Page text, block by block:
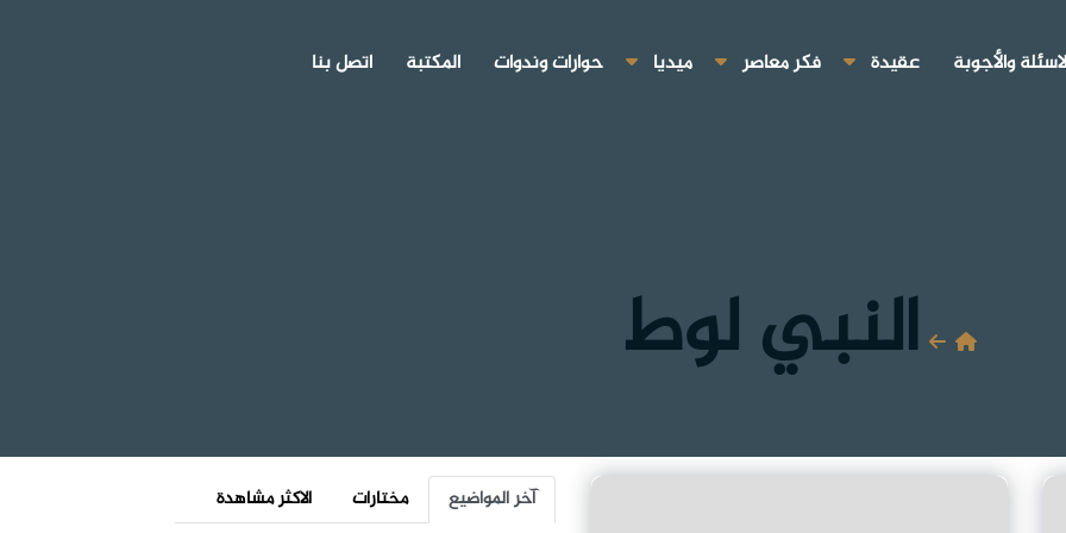
والأجوبة عقيدة فكر معاصر ميديا حوارات وندوات المكتبة اتصل بنا
النبي لوط
آخر المواضيع مختارات
الاكثر مشاهدة